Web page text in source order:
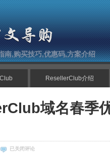
,购买技巧,优惠码,方案介绍
ResellerClub介绍
域名春季
2022
已关闭评论